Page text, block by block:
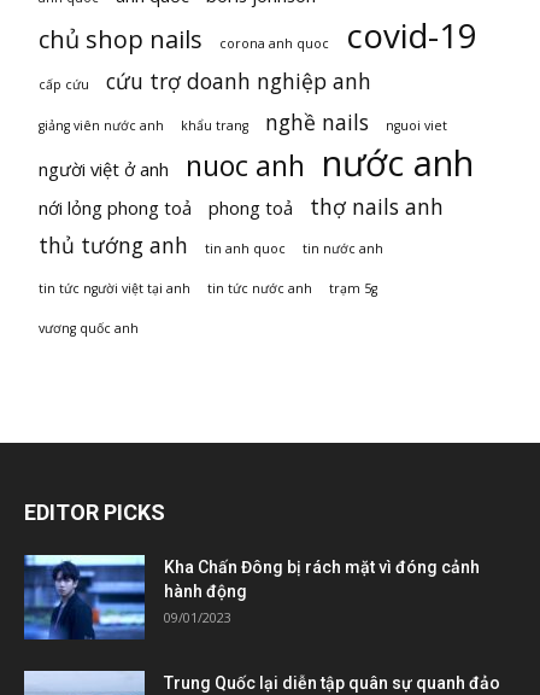
chủ shop nails corona anh quoc covid-19
cấp cứu cứu trợ doanh nghiệp anh
giảng viên nước anh khẩu trang nghề nails nguoi viet
người việt ở anh nuoc anh nước anh
nới lỏng phong toả phong toả
thợ nails anh
thủ tướng anh
tin anh quoc tin nước anh
tin tức người việt tại anh tin tức nước anh trạm 5g
vương quốc anh
EDITOR PICKS
Kha Chấn Đông bị rách mặt vì đóng cảnh
hành động
09/01/2023
Trung Quốc lại diễn tập quân sự quanh đảo